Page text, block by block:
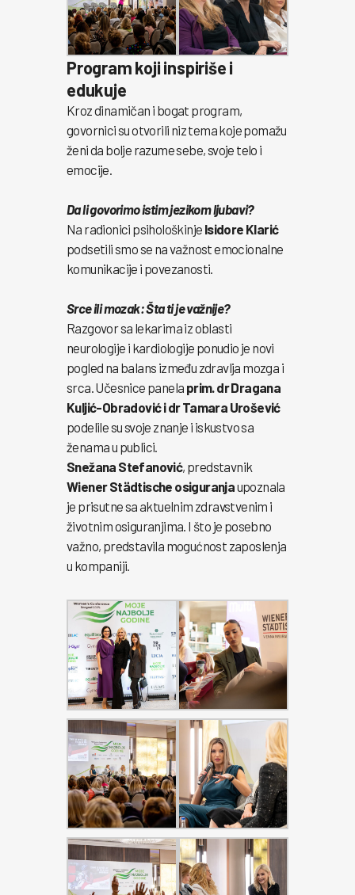
Program koji inspiriše i
edukuje
Kroz dinamičan i bogat program,
govornici su otvorili niz tema koje pomažu
ženi da bolje razume sebe, svoje telo i
emocije.
Da li govorimo istim jezikom ljubavi?
Na radionici psihološkinje Isidore Klarić
podsetili smo se na važnost emocionalne
komunikacije i povezanosti.
Srce ili mozak: Šta ti je važnije?
Razgovor sa lekarima iz oblasti
neurologije i kardiologije ponudio je novi
pogled na balans između zdravlja mozga i
srca. Učesnice panela prim. dr Dragana
Kuljić-Obradović i dr Tamara Urošević
podelile su svoje znanje i iskustvo sa
ženama u publici.
Snežana Stefanović, predstavnik
Wiener Städtische osiguranjaupoznala
je prisutne sa aktuelnim zdravstvenim i
životnim osiguranjima. I što je posebno
važno, predstavila mogućnost zaposlenja
u kompaniji.